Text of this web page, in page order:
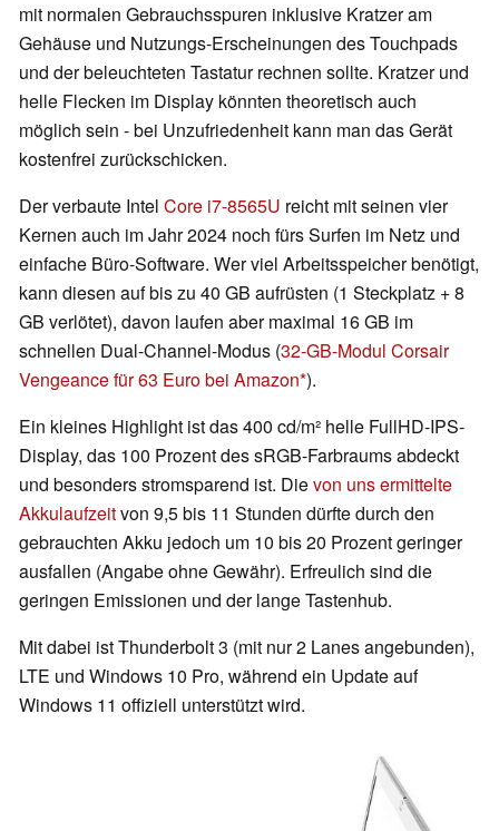
mit normalen Gebrauchsspuren inklusive Kratzer am
Gehäuse und Nutzungs-Erscheinungen des Touchpads
und der beleuchteten Tastatur rechnen sollte. Kratzer und
helle Flecken im Display könnten theoretisch auch
möglich sein - bei Unzufriedenheit kann man das Gerät
kostenfrei zurückschicken.
Der verbaute Intel Core i7-8565U reicht mit seinen vier
Kernen auch im Jahr 2024 noch fürs Surfen im Netz und
einfache Büro-Software. Wer viel Arbeitsspeicher benötigt,
kann diesen auf bis zu 40 GB aufrüsten (1 Steckplatz + 8
GB verlötet), davon laufen aber maximal 16 GB im
schnellen Dual-Channel-Modus (32-GB-Modul Corsair
Vengeance für 63 Euro bei Amazon ).
Ein kleines Highlight ist das 400 cd/m² helle FullHD-IPS-
Display, das 100 Prozent des sRGB-Farbraums abdeckt
und besonders stromsparend ist. Dievon uns ermittelte
Akkulaufzeitvon 9,5 bis 11 Stunden dürfte durch den
gebrauchten Akku jedoch um 10 bis 20 Prozent geringer
ausfallen (Angabe ohne Gewähr). Erfreulich sind die
geringen Emissionen und der lange Tastenhub.
Mit dabei ist Thunderbolt 3 (mit nur 2 Lanes angebunden),
LTE und Windows 10 Pro, während ein Update auf
Windows 11 offiziell unterstützt wird.